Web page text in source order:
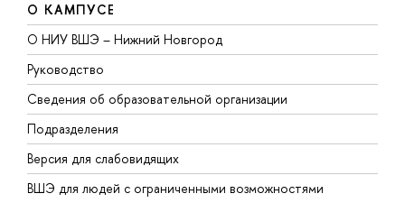
О КАМПУСЕ
О НИУ ВШЭ – Нижний Новгород
Руководство
Сведения об образовательной организации
Подразделения
Версия для слабовидящих
ВШЭ для людей с ограниченными возможностями